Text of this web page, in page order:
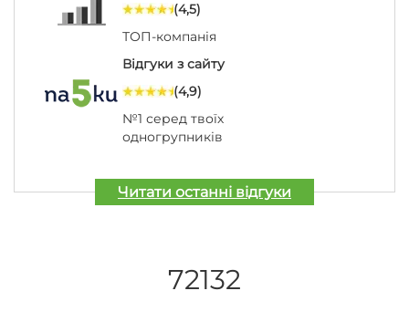
(4,5)
ТОП-компанія
Відгуки з сайту
(4,9)
№1 серед твоїх
одногрупників
Читати останні відгуки
72132